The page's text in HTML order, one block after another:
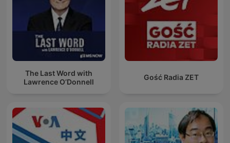
The Last Word with
Lawrence O’Donnell
Gość Radia ZET